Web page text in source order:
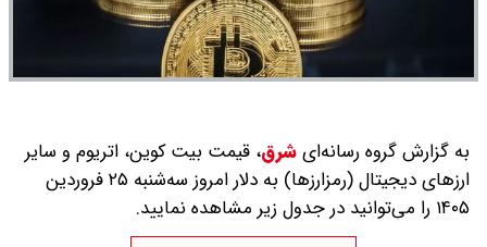
به گزارش گروه رسانه‌ایشرق، قیمت بیت کوین، اتریوم و سایر
ارز‌های دیجیتال (رمزارزها) به دلار امروز سه‌شنبه ۲۵ فروردین
۱۴۰۵ را می‌توانید در جدول زیر مشاهده نمایید.